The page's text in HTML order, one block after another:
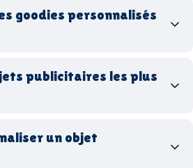
goodies personnalisés
publicitaires les plus
tote bags publicitaires
un objet